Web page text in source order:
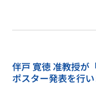
伴戸 寛徳 准教授が
ポスター発表を行い